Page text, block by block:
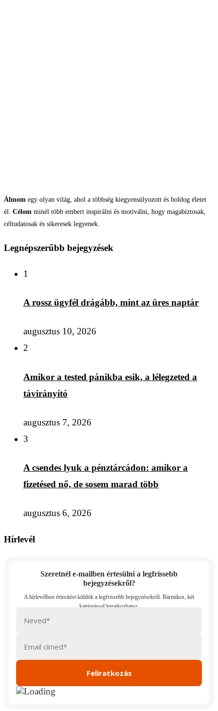
Álmom egy olyan világ, ahol a többség kiegyensúlyozott és boldog életet
él. Célom minél több embert inspirálni és motiválni, hogy magabiztosak,
céltudatosak és sikeresek legyenek.
Legnépszerűbb bejegyzések
1
A rossz ügyfél drágább, mint az üres naptár
augusztus 10, 2026
2
Amikor a tested pánikba esik, a lélegzeted a
távirányító
augusztus 7, 2026
3
A csendes lyuk a pénztárcádon: amikor a
fizetésed nő, de sosem marad több
augusztus 6, 2026
Hírlevél
Szeretnél e-mailben értesülni a legfrissebb
bejegyzésekről?